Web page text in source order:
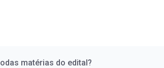
matérias do edital?